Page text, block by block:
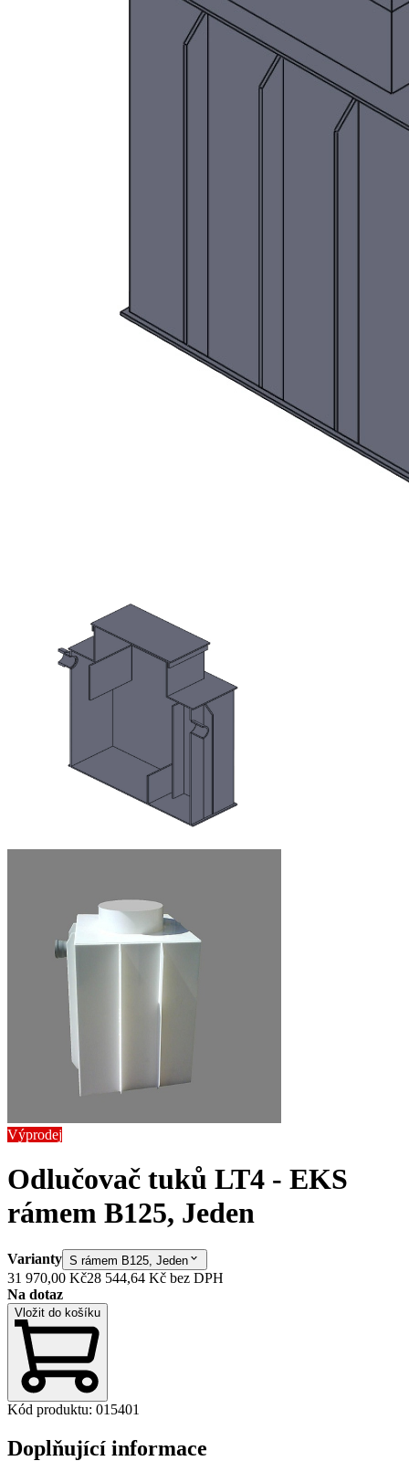
Výprodej
Odlučovač tuků LT4 - EKS
rámem B125, Jeden
Varianty S rámem B125, Jeden
31 970,00 Kč28 544,64 Kč bez DPH
Na dotaz
Vložit do košíku
Kód produktu: 015401
Doplňující informace